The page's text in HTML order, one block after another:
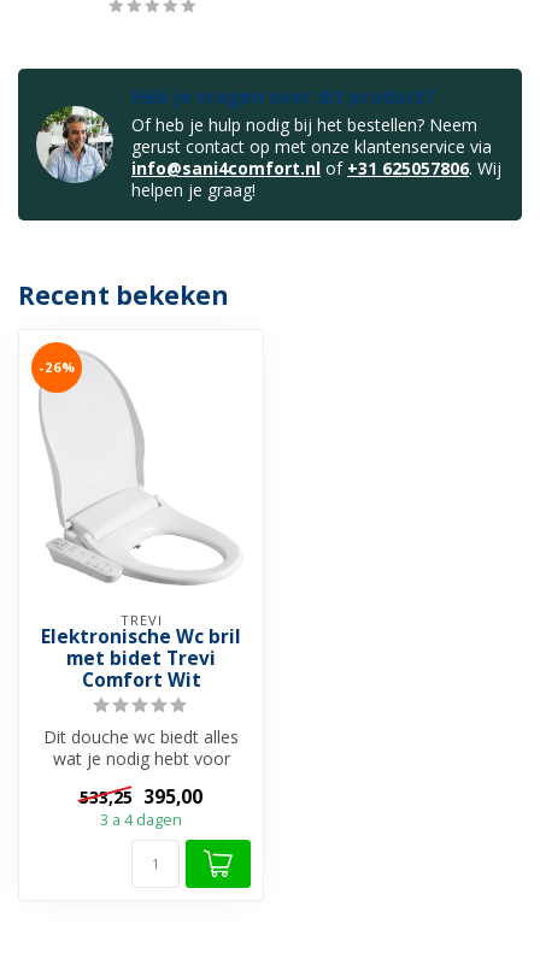
Heb je vragen over dit product?
Of heb je hulp nodig bij het bestellen? Neem
gerust contact op met onze klantenservice via
info@sani4comfort.nl of +31 625057806. Wij
helpen je graag!
Recent bekeken
-26%
TREVI
Elektronische Wc bril
met bidet Trevi
Comfort Wit
Dit douche wc biedt alles
wat je nodig hebt voor
ultiem comfort en een
frisse to...
533,25 395,00
3 a 4 dagen